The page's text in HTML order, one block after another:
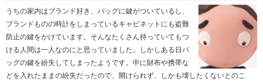
うちの家内はブランド好き、バッグに鍵がついているし、
ブランドものの時計をしまっているキャビネットにも盗難
防止の鍵をかけています。そんなたくさん持っていてもつ
ける人間は一人なのにと思っていました。しかしある日バ
ッグの鍵を紛失してしまったようです。中に財布や携帯な
どを入れたままの紛失だったので、開けられず、しかも壊したくないとのこ